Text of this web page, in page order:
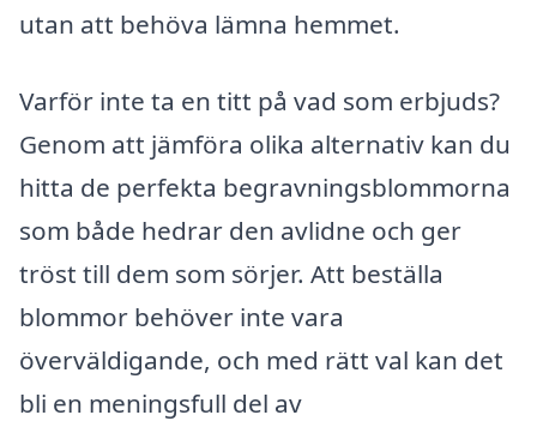
utan att behöva lämna hemmet.
Varför inte ta en titt på vad som erbjuds?
Genom att jämföra olika alternativ kan du
hitta de perfekta begravningsblommorna
som både hedrar den avlidne och ger
tröst till dem som sörjer. Att beställa
blommor behöver inte vara
överväldigande, och med rätt val kan det
bli en meningsfull del av